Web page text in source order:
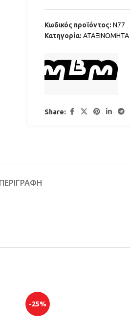
Κωδικός προϊόντος:N77
Κατηγορία: ΑΤΑΞΙΝΟΜΗΤΑ
Share:
ΠΕΡΙΓΡΑΦΉ
-25%